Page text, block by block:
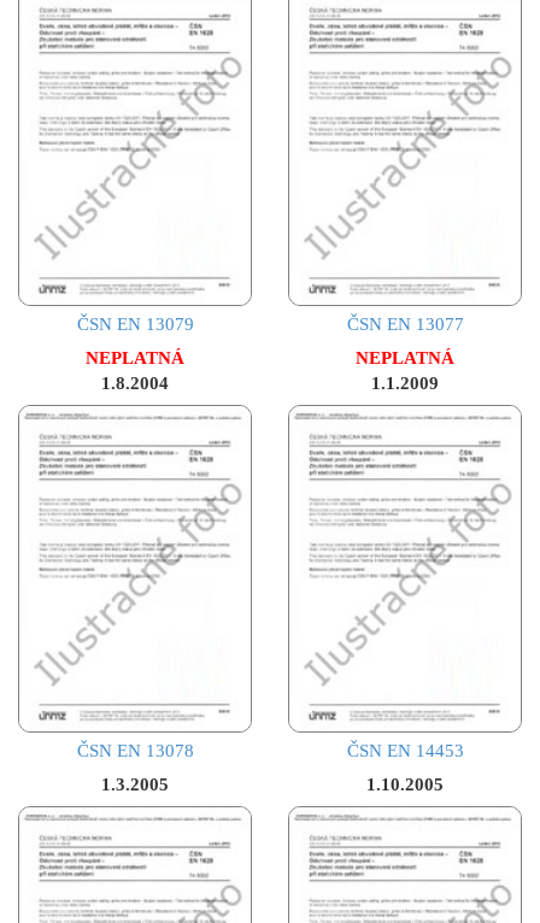
ČSN EN 13079
NEPLATNÁ
1.8.2004
ČSN EN 13077
NEPLATNÁ
1.1.2009
ČSN EN 13078
1.3.2005
ČSN EN 14453
1.10.2005